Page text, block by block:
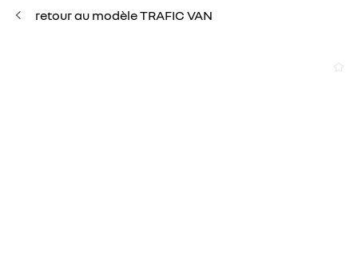
retour au modèle TRAFIC VAN